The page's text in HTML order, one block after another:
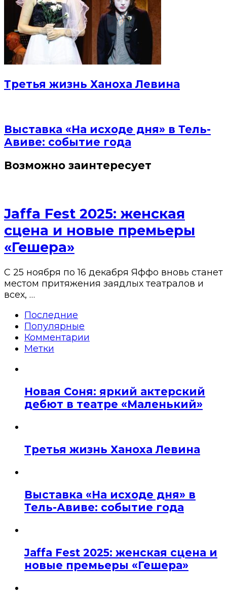
Третья жизнь Ханоха Левина
Выставка «На исходе дня» в Тель-
Авиве: событие года
Возможно заинтересует
Jaffa Fest 2025: женская
сцена и новые премьеры
«Гешера»
С 25 ноября по 16 декабря Яффо вновь станет
местом притяжения заядлых театралов и
всех, …
Последние
Популярные
Комментарии
Метки
Новая Соня: яркий актерский
дебют в театре «Маленький»
Третья жизнь Ханоха Левина
Выставка «На исходе дня» в
Тель-Авиве: событие года
Jaffa Fest 2025: женская сцена и
новые премьеры «Гешера»